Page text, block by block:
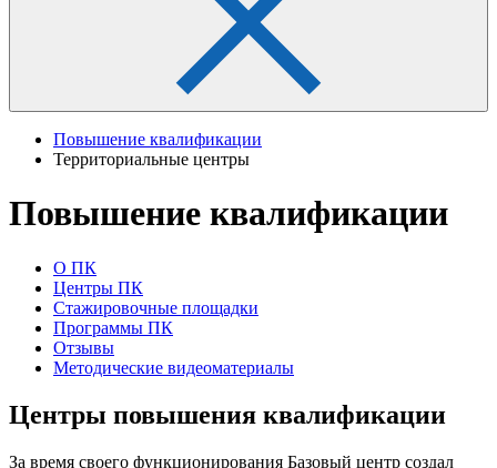
Повышение квалификации
Территориальные центры
Повышение квалификации
О ПК
Центры ПК
Стажировочные площадки
Программы ПК
Отзывы
Методические видеоматериалы
Центры повышения квалификации
За время своего функционирования Базовый центр создал